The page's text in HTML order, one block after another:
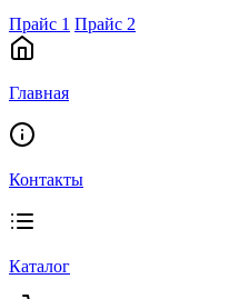
Прайс 1 Прайс 2
Главная
Контакты
Каталог